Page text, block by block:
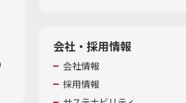
会社・採用情報
会社情報
採用情報